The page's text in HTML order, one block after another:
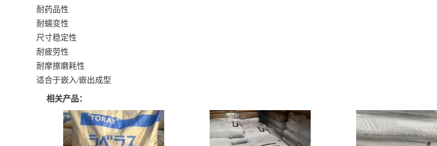
耐药品性
耐蠕变性
尺寸稳定性
耐疲劳性
耐摩擦磨耗性
适合于嵌入/嵌出成型
相关产品：